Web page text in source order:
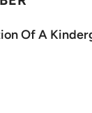
Of A